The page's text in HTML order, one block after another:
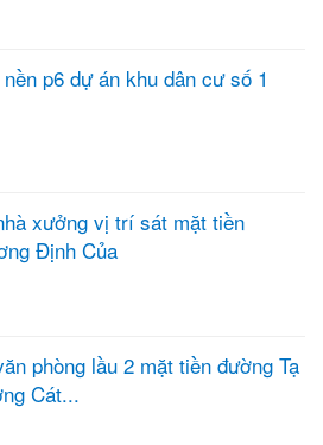
p6 dự án khu dân cư số 1
xưởng vị trí sát mặt tiền
Định Của
phòng lầu 2 mặt tiền đường Tạ
Cát...